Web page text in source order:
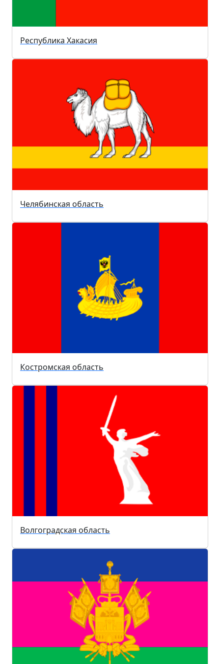
Республика Хакасия
Челябинская область
Костромская область
Волгоградская область